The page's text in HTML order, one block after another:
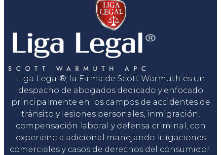
Liga Legal®, la Firma de Scott Warmuth es un
despacho de abogados dedicado y enfocado
principalmente en los campos de accidentes de
tránsito y lesiones personales, inmigración,
compensación laboral y defensa criminal, con
experiencia adicional manejando litigaciones
comerciales y casos de derechos del consumidor.